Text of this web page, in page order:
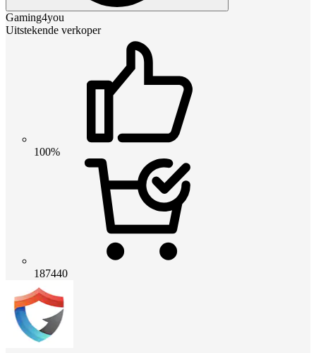
Gaming4you
Uitstekende verkoper
100%
187440